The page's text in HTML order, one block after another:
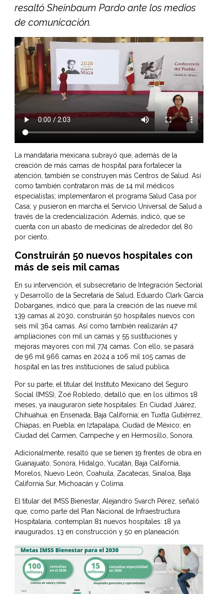
resaltó Sheinbaum Pardo ante los medios
de comunicación.
La mandataria mexicana subrayó que, además de la
creación de más camas de hospital para fortalecer la
atención, también se construyen más Centros de Salud. Así
como también contrataron más de 14 mil médicos
especialistas; implementaron el programa Salud Casa por
Casa; y pusieron en marcha el Servicio Universal de Salud a
través de la credencialización. Además, indicó, que se
cuenta con un abasto de medicinas de alrededor del 80
por ciento.
Construirán 50 nuevos hospitales con
más de seis mil camas
En su intervención, el subsecretario de Integración Sectorial
y Desarrollo de la Secretaría de Salud, Eduardo Clark García
Dobarganes, indicó que, para la creación de las nueve mil
139 camas al 2030, construirán 50 hospitales nuevos con
seis mil 364 camas. Así como también realizarán 47
ampliaciones con mil un camas y 55 sustituciones y
mejoras mayores con mil 774 camas. Con ello, se pasará
de 96 mil 966 camas en 2024 a 106 mil 105 camas de
hospital en las tres instituciones de salud pública.
Por su parte, el titular del Instituto Mexicano del Seguro
Social (IMSS), Zoé Robledo, detalló que, en los últimos 18
meses, ya inauguraron siete hospitales: En Ciudad Juárez,
Chihuahua: en Ensenada, Baja California; en Tuxtla Gutiérrez,
Chiapas; en Puebla; en Iztapalapa, Ciudad de México; en
Ciudad del Carmen, Campeche y en Hermosillo, Sonora.
Adicionalmente, resaltó que se tienen 19 frentes de obra en
Guanajuato, Sonora, Hidalgo, Yucatán, Baja California,
Morelos, Nuevo León, Coahuila, Zacatecas, Sinaloa, Baja
California Sur, Michoacán y Colima.
El titular del IMSS Bienestar, Alejandro Svarch Pérez, señaló
que, como parte del Plan Nacional de Infraestructura
Hospitalaria, contemplan 81 nuevos hospitales: 18 ya
inaugurados, 13 en construcción y 50 en planeación.